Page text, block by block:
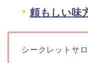
頼もしい味
シークレットサ